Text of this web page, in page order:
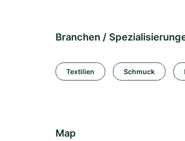
Branchen /
Textilien Schmuck
Map